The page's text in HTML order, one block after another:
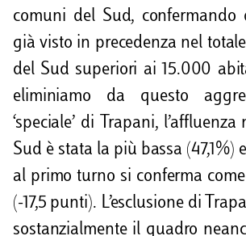
comuni del Sud, confermando
già visto in precedenza nel
del Sud superiori ai 15.000
eliminiamo da questo
‘speciale’ di Trapani,
Sud è stata la più bassa (47,1%)
al primo turno si conferma
(-17,5 punti). L’esclusione di
sostanzialmente il quadro